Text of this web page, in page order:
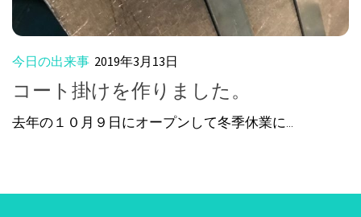
今日の出来事 2019年3月13日
コート掛けを作りました。
去年の１０月９日にオープンして冬季休業に...